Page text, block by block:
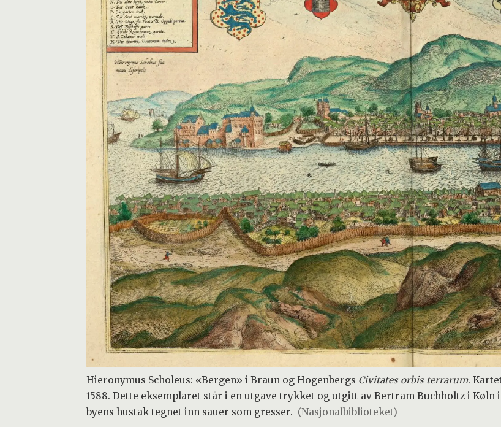
Hieronymus Scholeus: «Bergen» i Braun og Hogenbergs Civitates orbis terrarum.
1588. Dette eksemplaret står i en utgave trykket og utgitt av Bertram Buchholtz i Køln i
byens hustak tegnet inn sauer som gresser. (Nasjonalbiblioteket)